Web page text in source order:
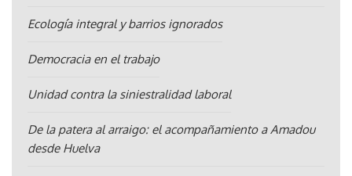
Ecología integral y barrios ignorados
Democracia en el trabajo
Unidad contra la siniestralidad laboral
De la patera al arraigo: el acompañamiento a Amadou
desde Huelva